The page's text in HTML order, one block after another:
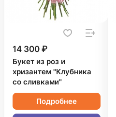
14 300 ₽
Букет из роз и
хризантем "Клубника
со сливками"
Подробнее